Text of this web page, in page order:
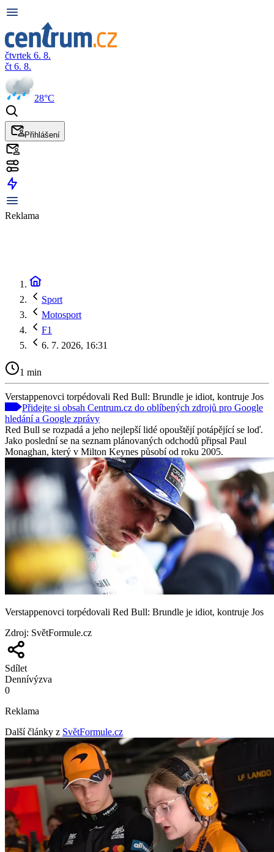
čtvrtek 6. 8.
čt 6. 8.
28°C
Přihlášení
Reklama
Sport
Motosport
F1
6. 7. 2026, 16:31
1 min
Verstappenovci torpédovali Red Bull: Brundle je idiot, kontruje Jos
Přidejte si obsah Centrum.cz do oblíbených zdrojů pro Google
hledání a Google zprávy
Red Bull se rozpadá a jeho nejlepší lidé opouštějí potápějící se loď.
Jako poslední se na seznam plánovaných odchodů připsal Paul
Monaghan, který v Milton Keynes působí od roku 2005.
Verstappenovci torpédovali Red Bull: Brundle je idiot, kontruje Jos
Zdroj: SvětFormule.cz
Sdílet
Dennívýzva
0
Reklama
Další články z SvětFormule.cz